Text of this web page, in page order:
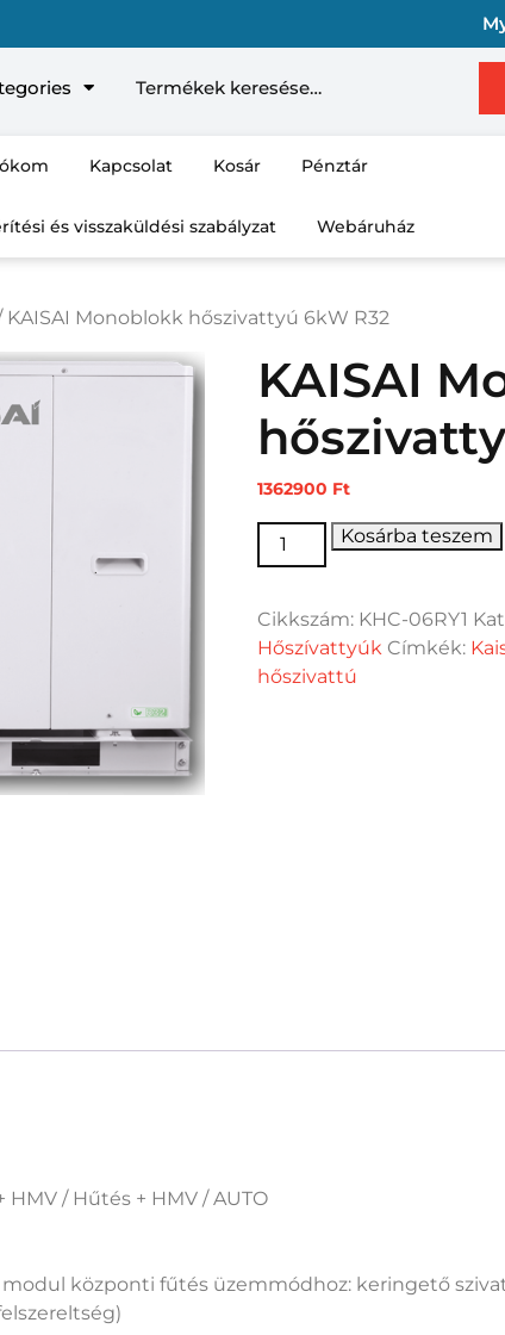
Kapcsolat Kosár Pénztár
és visszaküldési szabályzat Webáruház
KAISAI Monoblokk hőszivattyú 6kW R32
KAISAI
1362900 Ft
KAISAI Monoblokk
Kosárba teszem
Cikkszám: KHC-06RY1
Hőszívattyúk Címkék:
hőszivattú
/ Hűtés + HMV / AUTO
központi fűtés üzemmódhoz: keringető